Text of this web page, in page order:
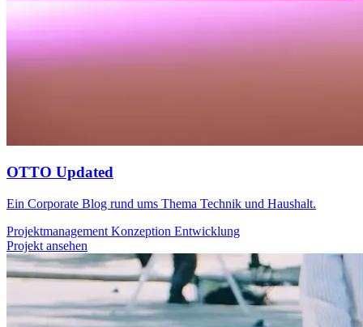
OTTO Updated
Ein Corporate Blog rund ums Thema Technik und Haushalt.
Projektmanagement Konzeption Entwicklung
Projekt ansehen